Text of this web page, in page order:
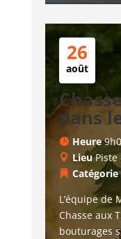
26
août
dans
Heure
LieuPiste
Catégorie
L’équipe de
Chasse aux
bouturages